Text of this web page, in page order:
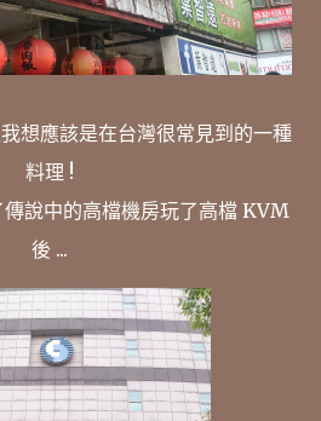
想應該是在台灣很常見到的一種
料理 !
說中的高檔機房玩了高檔 KVM
後 ...